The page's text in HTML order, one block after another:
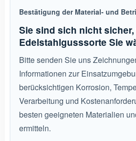
Bestätigung der Material- und
Sie sind sich nicht
Edelstahlgusssorte Sie
Bitte senden Sie uns
Informationen zur
berücksichtigen Korrosion,
Verarbeitung und
besten geeigneten Materialien
ermitteln.